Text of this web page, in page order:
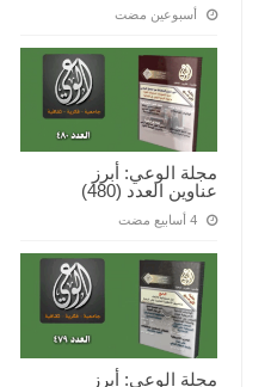
‏أسبوعين مضت
مجلة الوعي: أبرز
عناوين العدد (480)
‏4 أسابيع مضت
مجلة الوعي: أبرز